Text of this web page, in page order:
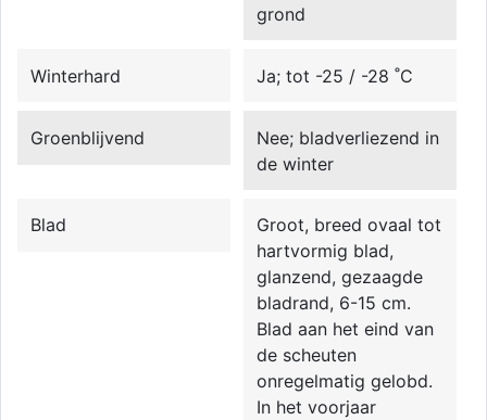
grond
Winterhard Ja; tot -25 / -28 ˚C
Groenblijvend
Nee; bladverliezend in
de winter
Blad
Groot, breed ovaal tot
hartvormig blad,
glanzend, gezaagde
bladrand, 6-15 cm.
Blad aan het eind van
de scheuten
onregelmatig gelobd.
In het voorjaar